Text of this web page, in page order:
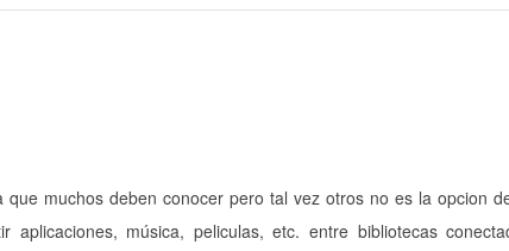
que muchos deben conocer pero tal vez otros no es la opcion
aplicaciones, música, peliculas, etc. entre bibliotecas